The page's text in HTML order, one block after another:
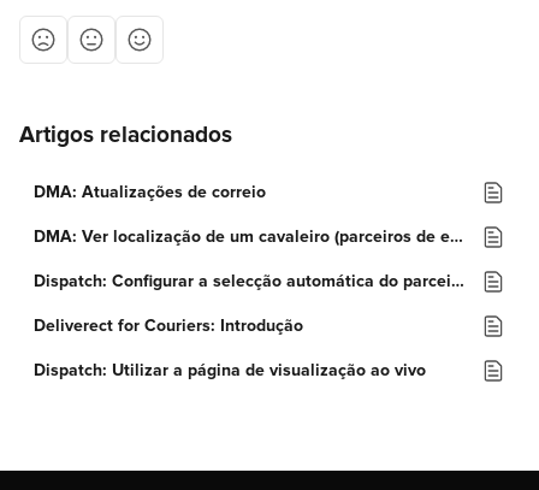
Artigos relacionados
DMA: Atualizações de correio
DMA: Ver localização de um cavaleiro (parceiros de entrega)
Dispatch: Configurar a selecção automática do parceiro de despacho
Deliverect for Couriers: Introdução
Dispatch: Utilizar a página de visualização ao vivo